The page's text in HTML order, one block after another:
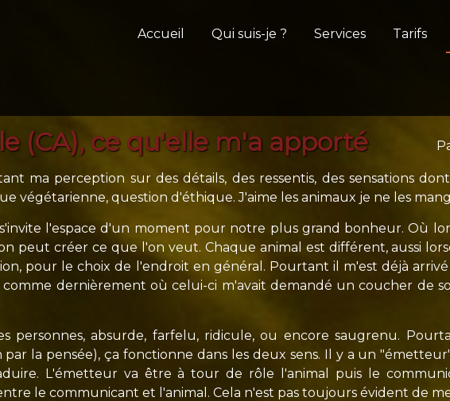
Accueil Qui suis-je ? Services Tarifs
(CA), ce qu'elle m'a apporté
ma perception sur des détails, des ressentis, des sensations
végétarienne, question d'éthique. J'aime les animaux je ne les
l'espace d'un moment pour notre plus grand bonheur. Où
peut créer ce que l'on veut. Chaque animal est différent, aussi
pour le choix de l'endroit en général. Pourtant il m'est déjà
dernièrement où celui-ci m'avait demandé un coucher de
personnes, absurde, farfelu, ridicule, ou encore saugrenu.
la pensée), ça fonctionne dans les deux sens. Il y a un
L'émetteur va être à tour de rôle l'animal puis le
le communicant et l'animal. Cela n'est pas toujours évident de